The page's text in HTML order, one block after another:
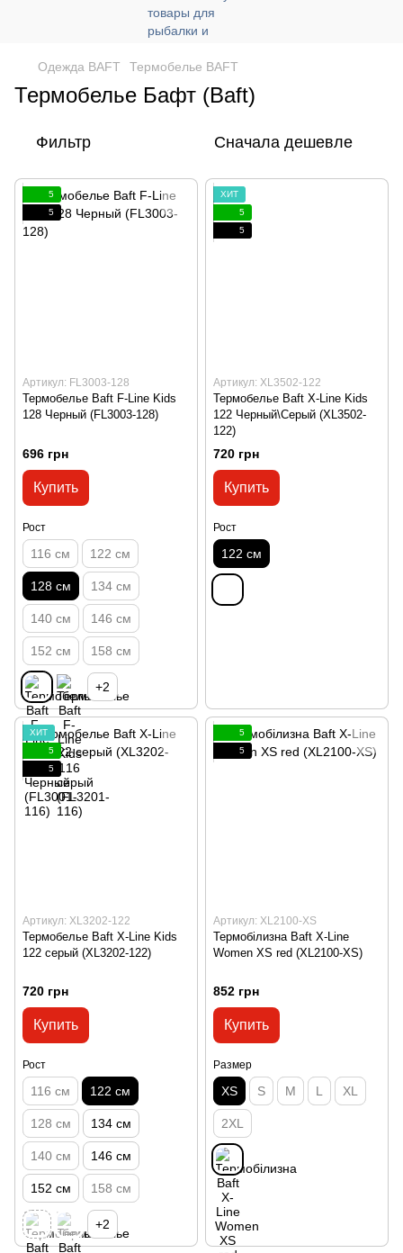
Одежда BAFT Термобелье BAFT
Термобелье Бафт (Baft)
Фильтр Сначала дешевле
5
5
Артикул: FL3003-128
Термобелье Baft F-Line Kids
128 Черный (FL3003-128)
696 грн
Купить
Рост
116 см 122 см
128 см 134 см
140 см 146 см
152 см 158 см
+2
ХИТ
5
5
Артикул: XL3502-122
Термобелье Baft X-Line Kids
122 Черный\Серый (XL3502-
122)
720 грн
Купить
Рост
122 см
ХИТ
5
5
Артикул: XL3202-122
Термобелье Baft X-Line Kids
122 серый (XL3202-122)
720 грн
Купить
Рост
116 см 122 см
128 см 134 см
140 см 146 см
152 см 158 см
+2
5
5
Артикул: XL2100-XS
Термобілизна Baft X-Line
Women XS red (XL2100-XS)
852 грн
Купить
Размер
XS S M L XL
2XL